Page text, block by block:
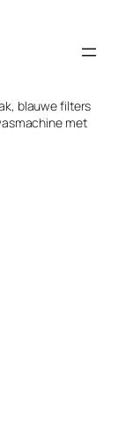
blauwe filters
met